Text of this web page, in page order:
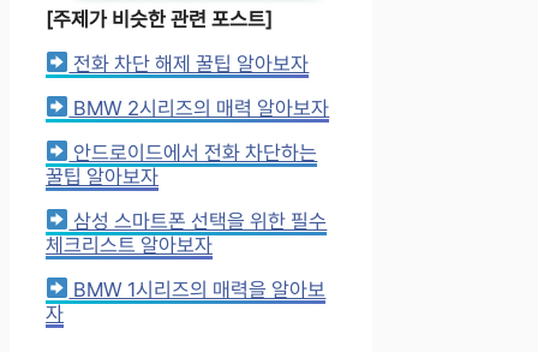
[주제가 비슷한 관련 포스트]
전화 차단 해제 꿀팁 알아보자
BMW 2시리즈의 매력 알아보자
안드로이드에서 전화 차단하는
꿀팁 알아보자
삼성 스마트폰 선택을 위한 필수
체크리스트 알아보자
BMW 1시리즈의 매력을 알아보
자